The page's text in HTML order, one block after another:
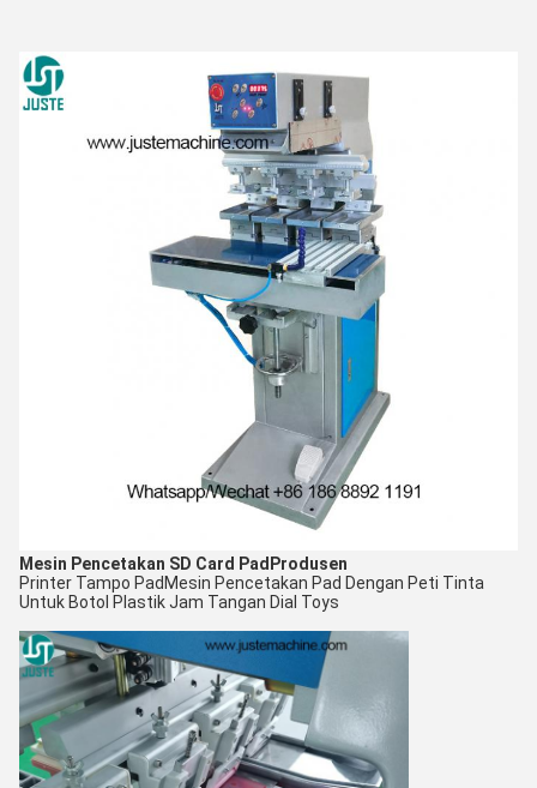
Mesin Pencetakan SD Card Pad Produsen
Printer Tampo Pad Mesin Pencetakan Pad Dengan Peti Tinta
Untuk Botol Plastik Jam Tangan Dial Toys